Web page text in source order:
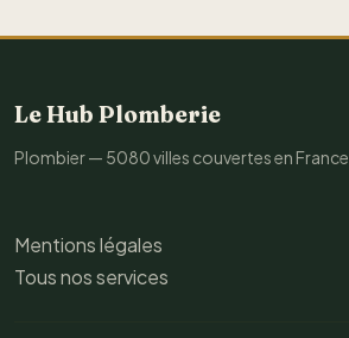
Le Hub Plomberie
Plombier — 5080 villes couvertes en France
Mentions légales
Tous nos services